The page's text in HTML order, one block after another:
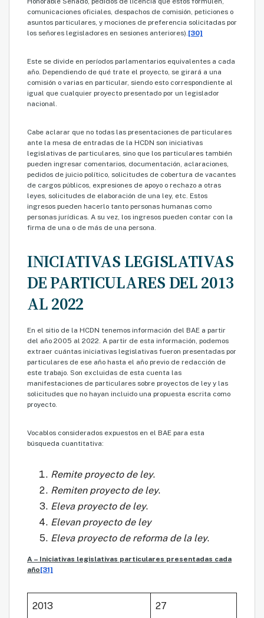
comunicaciones oficiales, despachos de comisión, peticiones o
asuntos particulares, y mociones de preferencia solicitadas por
los señores legisladores en sesiones anteriores).[30]
Este se divide en períodos parlamentarios equivalentes a cada
año. Dependiendo de qué trate el proyecto, se girará a una
comisión o varias en particular, siendo esto correspondiente al
igual que cualquier proyecto presentado por un legislador
nacional.
Cabe aclarar que no todas las presentaciones de particulares
ante la mesa de entradas de la HCDN son iniciativas
legislativas de particulares, sino que los particulares también
pueden ingresar comentarios, documentación, aclaraciones,
pedidos de juicio político, solicitudes de cobertura de vacantes
de cargos públicos, expresiones de apoyo o rechazo a otras
leyes, solicitudes de elaboración de una ley, etc. Estos
ingresos pueden hacerlo tanto personas humanas como
personas jurídicas. A su vez, los ingresos pueden contar con la
firma de una o de más de una persona.
INICIATIVAS LEGISLATIVAS
DE PARTICULARES DEL 2013
AL 2022
En el sitio de la HCDN tenemos información del BAE a partir
del año 2005 al 2022. A partir de esta información, podemos
extraer cuántas iniciativas legislativas fueron presentadas por
particulares de ese año hasta el año previo de redacción de
este trabajo. Son excluidas de esta cuenta las
manifestaciones de particulares sobre proyectos de ley y las
solicitudes que no hayan incluido una propuesta escrita como
proyecto.
Vocablos considerados expuestos en el BAE para esta
búsqueda cuantitativa:
Remite proyecto de ley.
Remiten proyecto de ley.
Eleva proyecto de ley.
Elevan proyecto de ley
Eleva proyecto de reforma de la ley.
A – Iniciativas legislativas particulares presentadas cada
año[31]
2013 27